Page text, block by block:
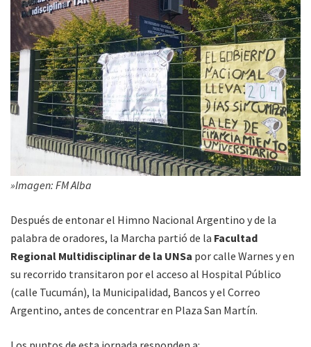
»Imagen: FM Alba
Después de entonar el Himno Nacional Argentino y de la
palabra de oradores, la Marcha partió de la Facultad
Regional Multidisciplinar de la UNSa por calle Warnes y en
su recorrido transitaron por el acceso al Hospital Público
(calle Tucumán), la Municipalidad, Bancos y el Correo
Argentino, antes de concentrar en Plaza San Martín.